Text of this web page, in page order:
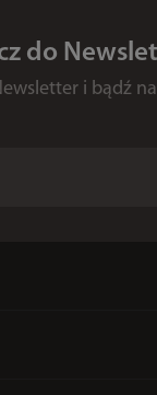
do
i bądź